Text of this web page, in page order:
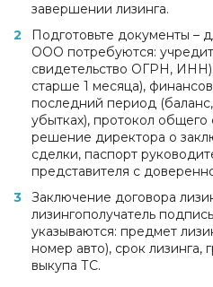
завершении лизинга.
Подготовьте документы –
ООО потребуются:
свидетельство ОГРН,
старше 1 месяца),
последний период
убытках), протокол
решение директора о
сделки, паспорт
представителя с
Заключение договора
лизингополучатель
указываются: предмет
номер авто), срок лизинга,
выкупа ТС.